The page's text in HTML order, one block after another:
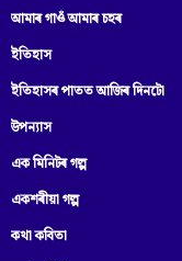
আমাৰ গাওঁ আমাৰ চহৰ
ইতিহাস
ইতিহাসৰ পাতত আজিৰ দিনটো
উপন্যাস
এক মিনিটৰ গল্প
একশৰীয়া গল্প
কথা কবিতা